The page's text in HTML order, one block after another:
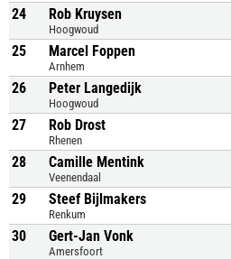
24 Rob Kruysen
Hoogwoud
25 Marcel Foppen
Arnhem
26 Peter Langedijk
Hoogwoud
27 Rob Drost
Rhenen
28 Camille Mentink
Veenendaal
29 Steef Bijlmakers
Renkum
30 Gert-Jan Vonk
Amersfoort